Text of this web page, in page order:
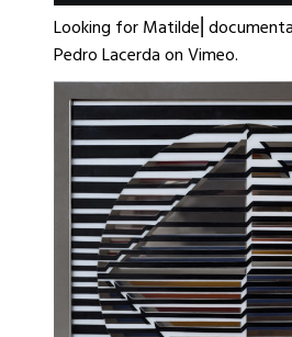
Looking for
Pedro LacerdaonVimeo.